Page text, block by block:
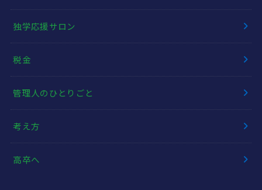
独学応援サロン
税金
管理人のひとりごと
考え方
高卒へ